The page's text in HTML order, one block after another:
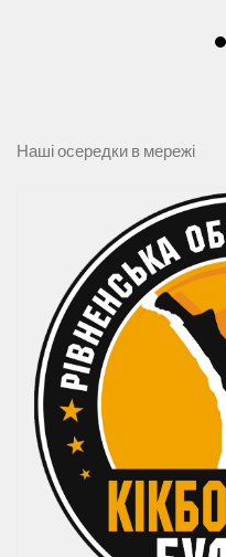
Наші осередки в мережі